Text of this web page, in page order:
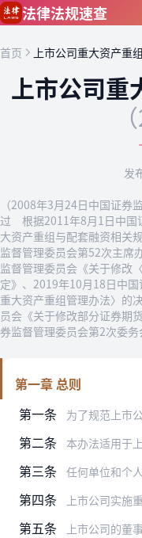
跳到主要内容
法律法规速查
首页 上市公司重大资产重
上市公司重
发
（2008年3月24日中国证
过 根据2011年8月1日中国
大资产重组与配套融资相
监督管理委员会第52次主
监督管理委员会《关于修改
定》、2019年10月18日中
重大资产重组管理办法〉的
员会《关于修改部分证券
券监督管理委员会第2次委务
第一章 总则
第一条
为了规范上市公司重大资产重组行为，保护上市公
第二条 本办法适用于上市公司及其控股或者控制的公司在
第三条 任何单位和个人不得
第四条 上市公司实施重大资产重组，有关各方必须及
第五条 上市公司的董事、监事和高级管理人员